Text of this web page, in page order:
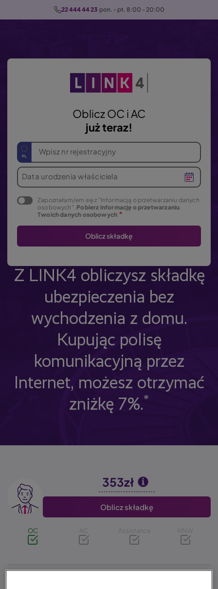
r
22 444 44 23 pon. - pt. 8:00 - 20:00
Oblicz OC i AC
już teraz!
Wpisz nr rejestracyjny
Data urodzenia właściciela
Zapoznałam/em się z "Informacją o przetwarzaniu danych
osobowych". Pobierz informację o przetwarzaniu
Twoich danych osobowych
Z LINK4 obliczysz składkę
ubezpieczenia bez
wychodzenia z domu.
Kupując polisę
komunikacyjną przez
Internet, możesz otrzymać
zniżkę 7%.*
Image 353zł
Oblicz składkę
OC AC Assistance NNW